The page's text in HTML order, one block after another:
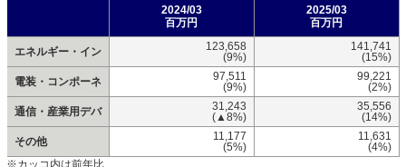
2024/03
百万円
2025/03
百万円
エネルギー・イン
123,658
(9%)
141,741
(15%)
電装・コンポーネ
97,511
(9%)
99,221
(2%)
通信・産業用デバ
31,243
(▲8%)
35,556
(14%)
その他
11,177
(5%)
11,631
(4%)
※カッコ内は前年比